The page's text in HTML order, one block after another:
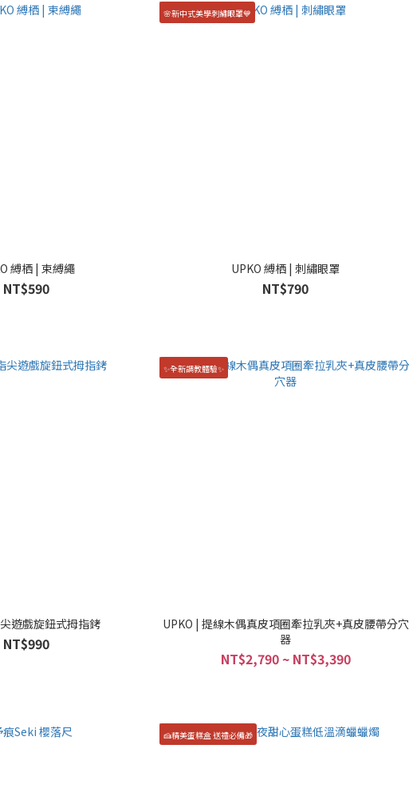
縛栖 | 束縛繩
NT$590
🌸新中式美學刺繡眼罩💙
UPKO 縛栖 | 刺繡眼罩
NT$790
遊戲旋鈕式拇指銬
NT$990
✨全新調教體驗✨
UPKO | 提線木偶真皮項圈牽拉乳夾+真皮腰帶分穴
器
NT$2,790 ~ NT$3,390
🍰精美蛋糕盒 送禮必備🎁